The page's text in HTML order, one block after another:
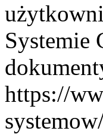
Systemie
https://